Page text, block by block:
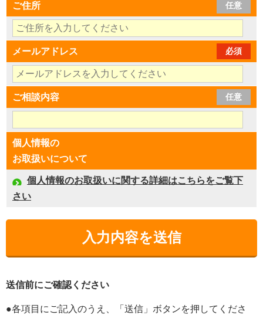
ご住所 任意
メールアドレス 必須
ご相談内容 任意
個人情報の
お取扱いについて
個人情報のお取扱いに関する詳細はこちらをご覧下
さい
送信前にご確認ください
●各項目にご記入のうえ、「送信」ボタンを押してくださ